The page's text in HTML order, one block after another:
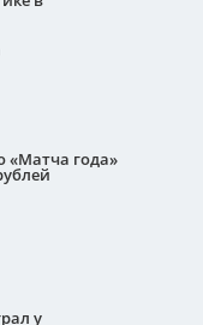
«Матча года»
у